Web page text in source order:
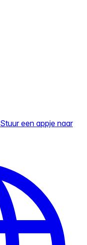
Stuur een appje naar